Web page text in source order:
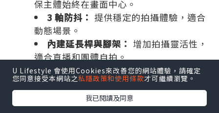
保主體始終在畫面中心。
3 軸防抖： 提供穩定的拍攝體驗，適合
動態場景。
內建延長桿與腳架： 增加拍攝靈活性，
適合直播和團體自拍。
?適合族群：手機攝影愛好者、內容創作者，以
U Lifestyle 會使用Cookies來改善您的網站體驗，請確定
您同意接受本網站之私隱政策和使用條款才可繼續瀏覽。
我已閱讀及同意